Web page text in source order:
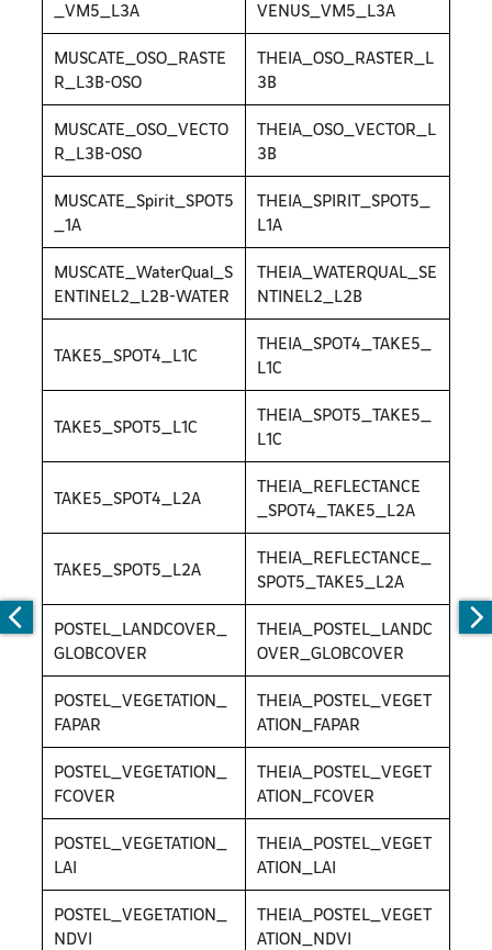
_VM5_L3A VENUS_VM5_L3A
MUSCATE_OSO_RASTE
R_L3B-OSO
THEIA_OSO_RASTER_L
3B
MUSCATE_OSO_VECTO
R_L3B-OSO
THEIA_OSO_VECTOR_L
3B
MUSCATE_Spirit_SPOT5
_1A
THEIA_SPIRIT_SPOT5_
L1A
MUSCATE_WaterQual_S
ENTINEL2_L2B-WATER
THEIA_WATERQUAL_SE
NTINEL2_L2B
TAKE5_SPOT4_L1C
THEIA_SPOT4_TAKE5_
L1C
TAKE5_SPOT5_L1C
THEIA_SPOT5_TAKE5_
L1C
TAKE5_SPOT4_L2A
THEIA_REFLECTANCE
_SPOT4_TAKE5_L2A
TAKE5_SPOT5_L2A
THEIA_REFLECTANCE_
SPOT5_TAKE5_L2A
POSTEL_LANDCOVER_
GLOBCOVER
THEIA_POSTEL_LANDC
OVER_GLOBCOVER
POSTEL_VEGETATION_
FAPAR
THEIA_POSTEL_VEGET
ATION_FAPAR
POSTEL_VEGETATION_
FCOVER
THEIA_POSTEL_VEGET
ATION_FCOVER
POSTEL_VEGETATION_
LAI
THEIA_POSTEL_VEGET
ATION_LAI
POSTEL_VEGETATION_
NDVI
THEIA_POSTEL_VEGET
ATION_NDVI